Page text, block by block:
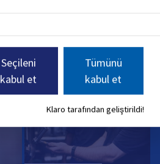
Seçileni
kabul et
Tümünü
kabul et
Klaro tarafından geliştirildi!